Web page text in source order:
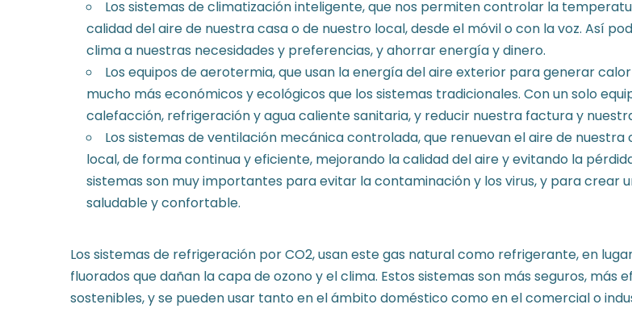
Los sistemas de climatización inteligente, que nos permiten controlar la
calidad del aire de nuestra casa o de nuestro local, desde el móvil o con la voz. Así
clima a nuestras necesidades y preferencias, y ahorrar energía y dinero.
Los equipos de aerotermia, que usan la energía del aire exterior para generar
mucho más económicos y ecológicos que los sistemas tradicionales. Con un solo
calefacción, refrigeración y agua caliente sanitaria, y reducir nuestra factura y
Los sistemas de ventilación mecánica controlada, que renuevan el aire de nuestra
local, de forma continua y eficiente, mejorando la calidad del aire y evitando la
sistemas son muy importantes para evitar la contaminación y los virus, y para crear
saludable y confortable.
Los sistemas de refrigeración por CO2, usan este gas natural como refrigerante, en
fluorados que dañan la capa de ozono y el clima. Estos sistemas son más seguros, más
sostenibles, y se pueden usar tanto en el ámbito doméstico como en el comercial o